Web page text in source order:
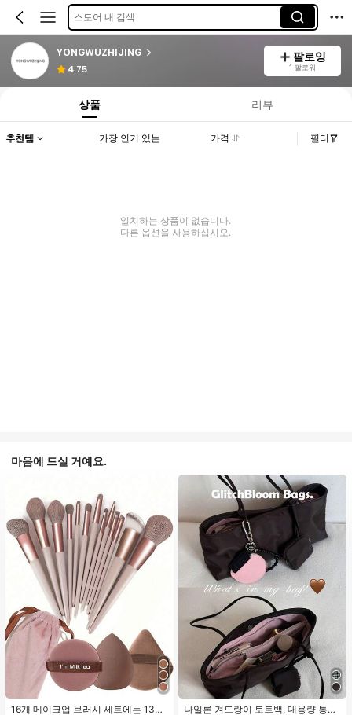
스토어 내 검색
YONGWUZHIJING
4.75
팔로잉
1 팔로워
상품 리뷰
추천템 가장 인기 있는 가격 필터
일치하는 상품이 없습니다.
다른 옵션을 사용하십시오.
마음에 드실 거예요.
16개 메이크업 브러시 세트에는 13개
나일론 겨드랑이 토트백, 대용량 통근